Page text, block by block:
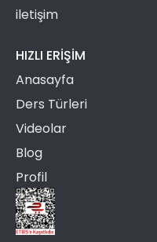
iletişim
HIZLI ERIŞIM
Anasayfa
Ders Türleri
Videolar
Blog
Profil